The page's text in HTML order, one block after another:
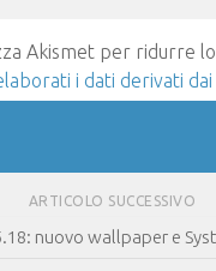
Akismet per ridurre lo
i dati derivati
ARTICOLO SUCCESSIVO
nuovo wallpaper e